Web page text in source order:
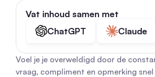
Vat inhoud samen met
ChatGPT
Claude
Voel je je overweldigd door de
vraag, compliment en opmerking